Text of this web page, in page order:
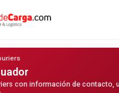
con información de contacto,